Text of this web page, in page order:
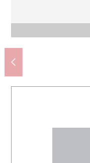
sotetsu Ｒ
tamaya
７－ＥＬＥ
医療法人湘
山谷
镰仓
镰仓